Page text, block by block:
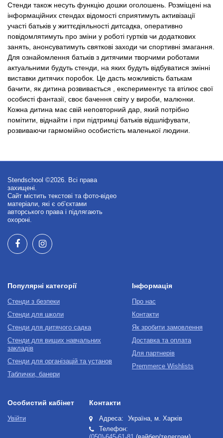
Стенди також несуть функцію дошки оголошень. Розміщені на
інформаційних стендах відомості сприятимуть активізації
участі батьків у життєдіяльності дитсадка, оперативно
повідомлятимуть про зміни у роботі гуртків чи додаткових
занять, анонсуватимуть святкові заходи чи спортивні змагання.
Для ознайомлення батьків з дитячими творчими роботами
актуальними будуть стенди, на яких будуть відбуватися змінні
виставки дитячих поробок. Це дасть можливість батькам
бачити, як дитина розвивається , експериментує та втілює свої
особисті фантазії, своє бачення світу у вироби, малюнки.
Кожна дитина має свій неповторний дар, який потрібно
помітити, віднайти і при підтримці батьків відшліфувати,
розвиваючи гармомійно особистість маленької людини.
Stendschool ©2026. Всі права
захищені.
Сайт містить текстові та фото-відео
матеріали, які є об’єктами
авторського права і підлягають
охороні.
Популярні категорії
Стенди з безпеки
Стенди для школи
Стенди для дитячого садка
Стенди для вищих навчальних
закладів
Стенди для організацій та установ
Таблички, банери
Інформація
Про нас
Контакти
Як зробити замовлення
Доставка та оплата
Для партнерів
Premmerce Wishlists
Особистий кабінет
Увійти
Контакти
Адреса:
Україна, м. Харків
Телефон: